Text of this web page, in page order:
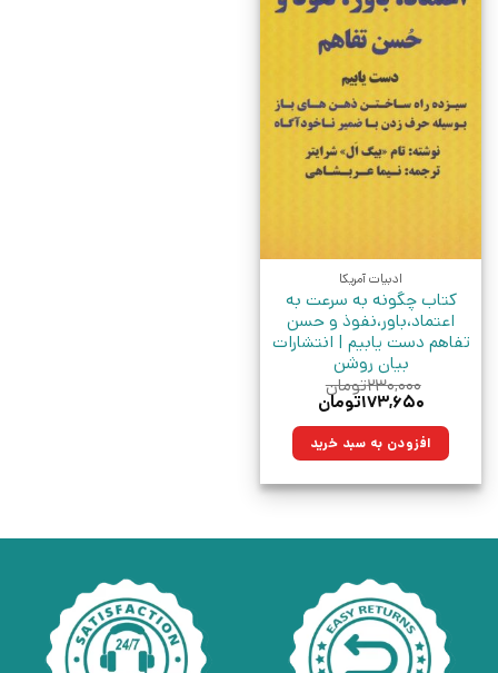
ادبیات آمریکا
کتاب چگونه به سرعت به
اعتماد،باور،نفوذ و حسن
تفاهم دست یابیم | انتشارات
بیان روشن
۲۳۰,۰۰۰تومان
قیمت
۲۳۰,۰۰۰تومان
بود.
۱۷۳,۶۵۰تومان
۱۷۳,۶۵۰تومان.افزودن به سبد خرید